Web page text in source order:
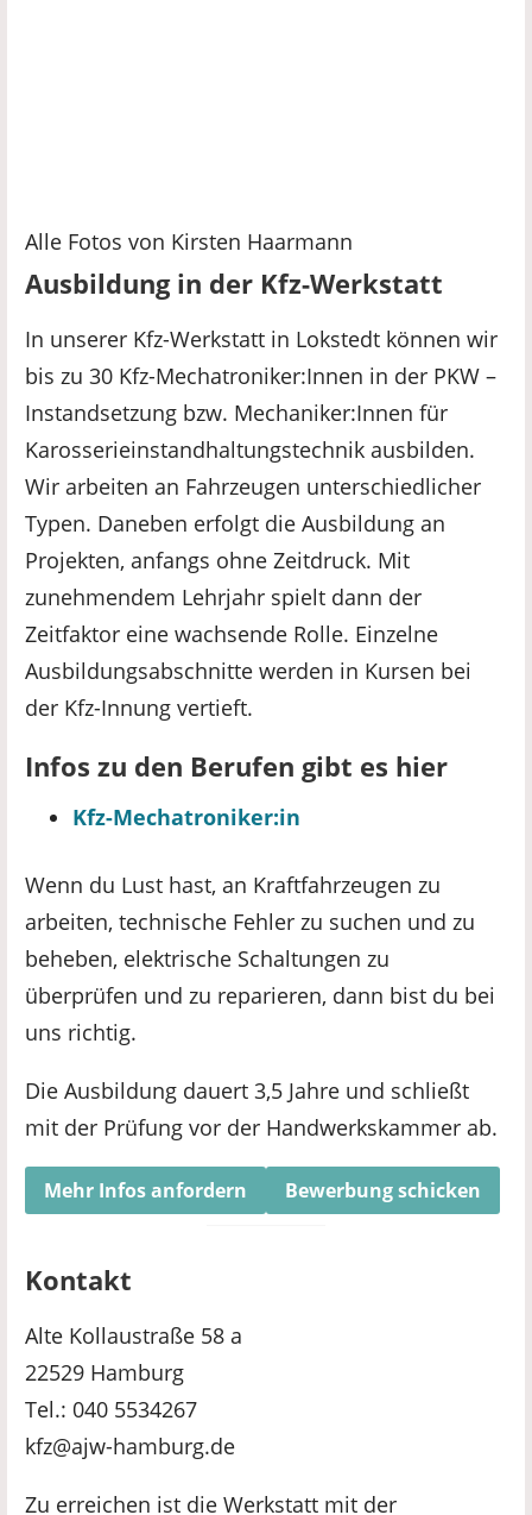
Ausbildung in der Kfz-Werkstatt
In unserer Kfz-Werkstatt in Lokstedt können wir
bis zu 30 Kfz-Mechatroniker:Innen in der PKW –
Instandsetzung bzw. Mechaniker:Innen für
Karosserieinstandhaltungstechnik ausbilden.
Wir arbeiten an Fahrzeugen unterschiedlicher
Typen. Daneben erfolgt die Ausbildung an
Projekten, anfangs ohne Zeitdruck. Mit
zunehmendem Lehrjahr spielt dann der
Zeitfaktor eine wachsende Rolle. Einzelne
Ausbildungsabschnitte werden in Kursen bei
der Kfz-Innung vertieft.
Infos zu den Berufen gibt es hier
Kfz-Mechatroniker:in
Wenn du Lust hast, an Kraftfahrzeugen zu
arbeiten, technische Fehler zu suchen und zu
beheben, elektrische Schaltungen zu
überprüfen und zu reparieren, dann bist du bei
uns richtig.
Die Ausbildung dauert 3,5 Jahre und schließt
mit der Prüfung vor der Handwerkskammer ab.
Mehr Infos anfordern Bewerbung schicken
Alle Fotos von Kirsten Haarmann
Kontakt
Alte Kollaustraße 58 a
22529 Hamburg
Tel.: 040 5534267
kfz@ajw-hamburg.de
Zu erreichen ist die Werkstatt mit der